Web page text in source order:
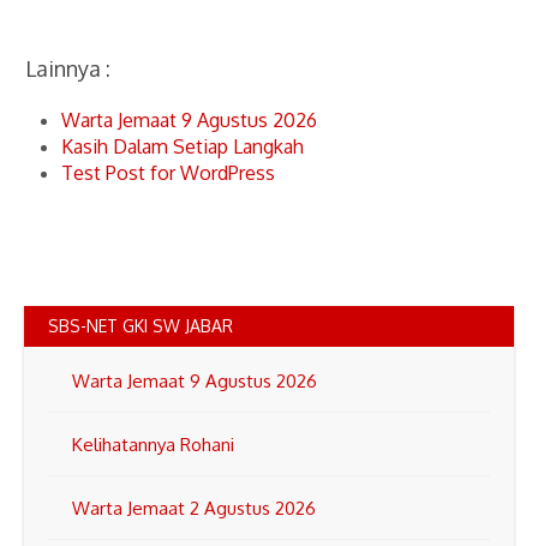
Lainnya :
Warta Jemaat 9 Agustus 2026
Kasih Dalam Setiap Langkah
Test Post for WordPress
SBS-NET GKI SW JABAR
Warta Jemaat 9 Agustus 2026
Kelihatannya Rohani
Warta Jemaat 2 Agustus 2026